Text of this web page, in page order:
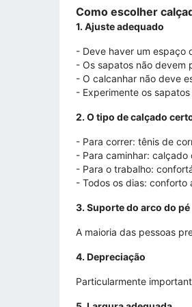
Como escolher
1. Ajuste adequado
- Deve haver um espaço
- Os sapatos não devem
- O calcanhar não deve
- Experimente os
2. O tipo de calçado
- Para correr: tênis de
- Para caminhar:
- Para o trabalho:
- Todos os dias: conforto
3. Suporte do arco do pé
A maioria das pessoas
4. Depreciação
Particularmente